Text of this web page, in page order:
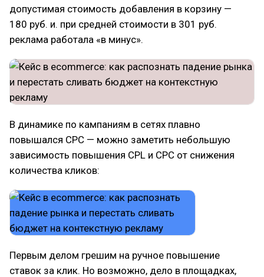
допустимая стоимость добавления в корзину —
180 руб. и. при средней стоимости в 301 руб.
реклама работала «в минус».
В динамике по кампаниям в сетях плавно
повышался CPC — можно заметить небольшую
зависимость повышения CPL и CPC от снижения
количества кликов:
Первым делом грешим на ручное повышение
ставок за клик. Но возможно, дело в площадках,